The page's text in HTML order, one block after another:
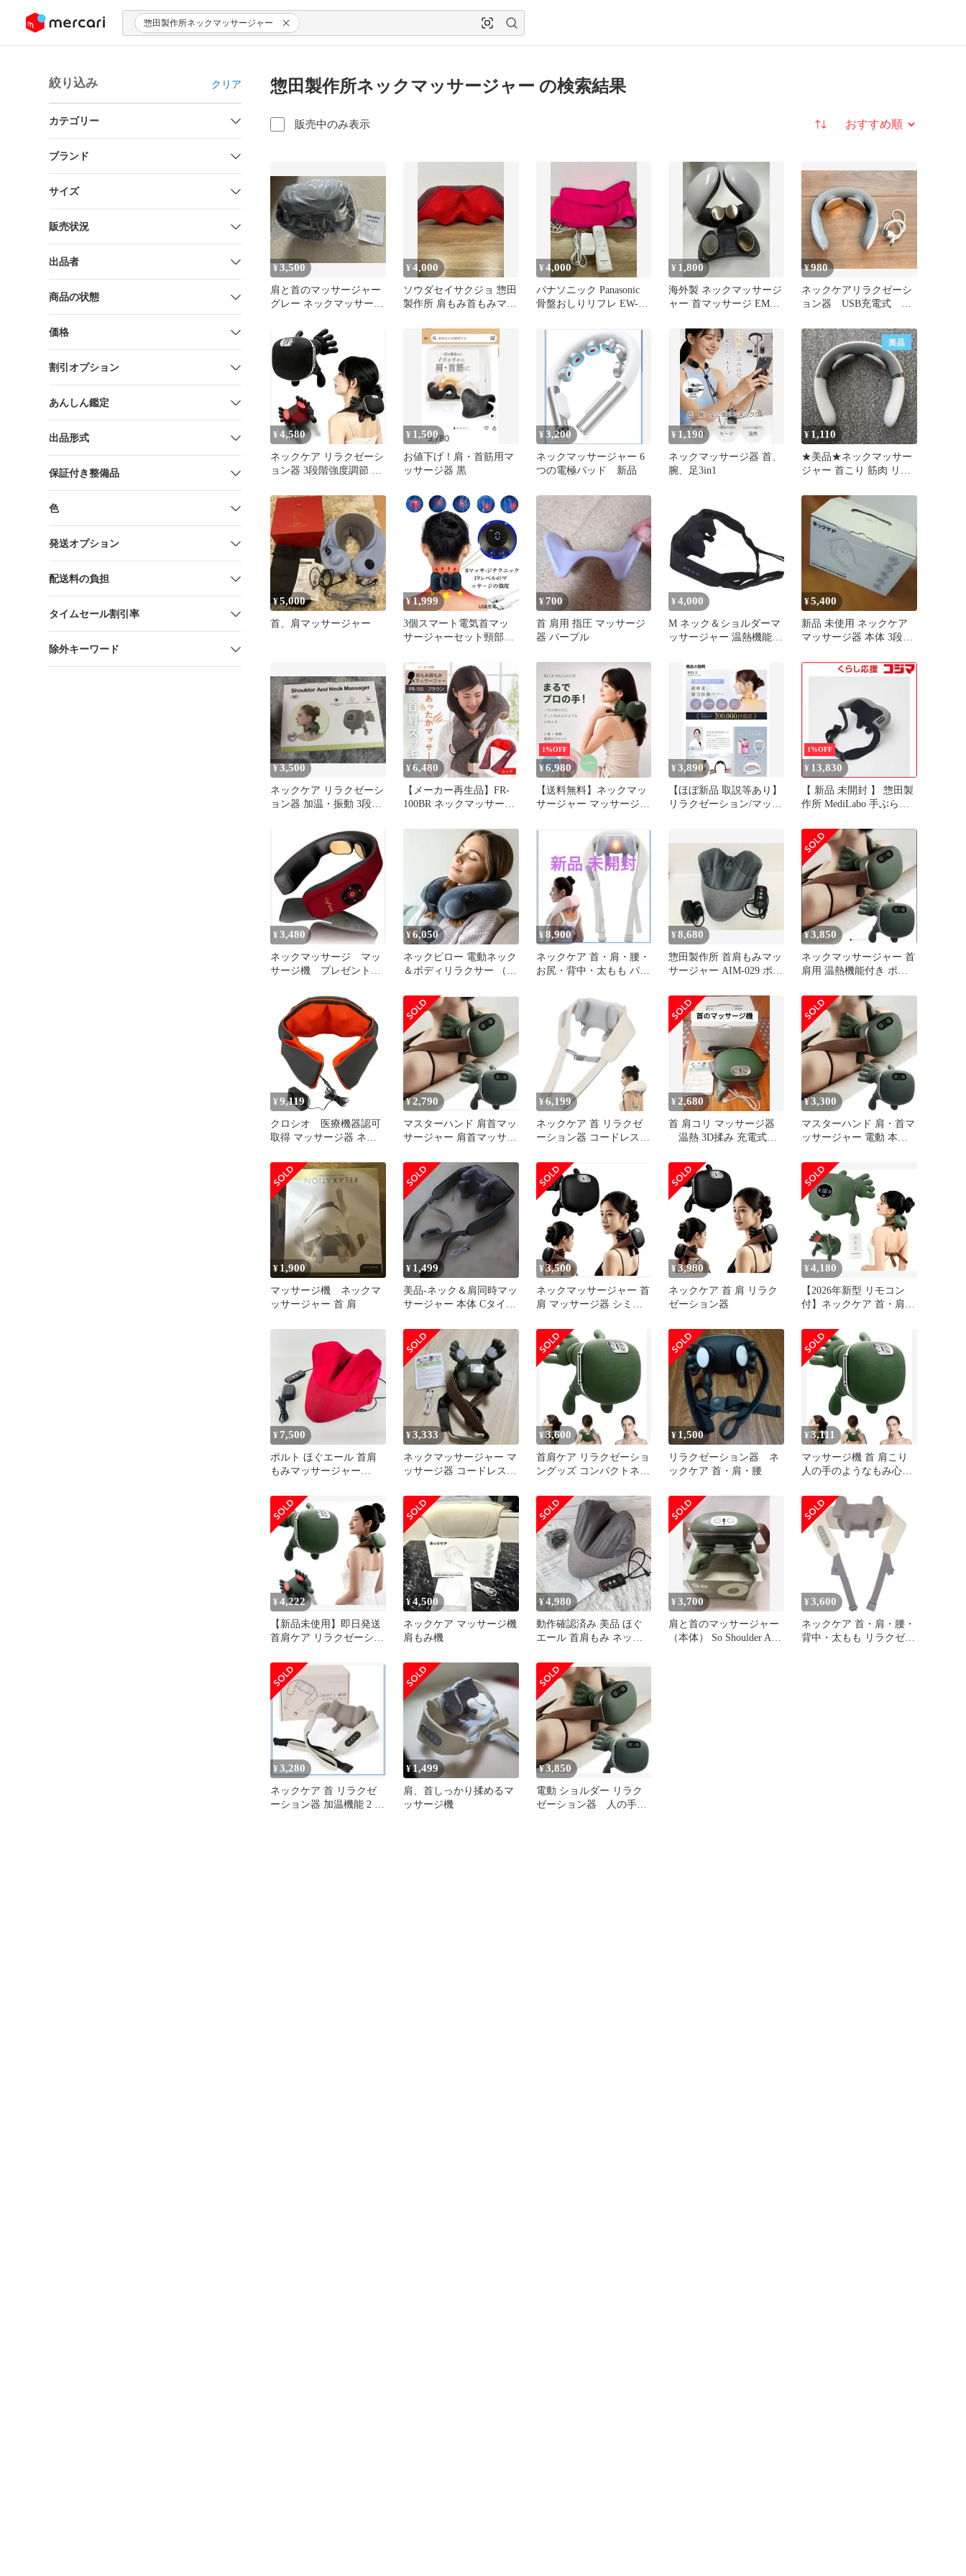
ツにスキップ 惣田製作所ネックマッサージャー
絞り込み クリア
カテゴリー
ブランド
サイズ
販売状況
出品者
商品の状態
価格
割引オプション
あんしん鑑定
出品形式
保証付き整備品
色
発送オプション
配送料の負担
タイムセール割引率
除外キーワード
惣田製作所ネックマッサージャー の検索結果
販売中のみ表示 並び替え
¥3,500
肩と首のマッサージャー
グレー ネックマッサージ
¥4,000
ソウダセイサクジョ 惣田
製作所 肩もみ首もみマッ
¥4,000
パナソニック Panasonic
骨盤おしりリフレ EW-
¥ 1,800
海外製 ネックマッサージ
ャー 首マッサージ EMS
¥980
ネックケアリラクゼーシ
ョン器 USB充電式 マ
凝り
¥ 4,580
ネックケア リラクゼーシ
ョン器 3段階強度調節 コ
ア
¥ 1,500
お値下げ！肩・首筋用マ
ッサージ器 黒
¥3,200
ネックマッサージャー 6
つの電極パッド 新品
¥ 1,190
ネックマッサージ器 首、
腕、足3in1
¥1,110
★美品★ネックマッサー
ジャー 首こり 筋肉 リラ
消
¥5,000
首、肩マッサージャー
¥1,999
3個スマート電気首マッ
サージャーセット頸部パ
庭用マッサージツール疲
労を和らげる
¥700
首 肩用 指圧 マッサージ
器 パープル
¥ 4,000
M ネック＆ショルダーマ
ッサージャー 温熱機能付
リー設計
¥5,400
新品 未使用 ネックケア
マッサージ器 本体 3段階
¥3,500
ネックケア リラクゼーシ
ョン器 加温・振動 3段液
¥6,480
【メーカー再生品】FR-
100BR ネックマッサージ
器 首マッサージ 肩こり
マッサージ器 首 肩 マッ
サージャー 肩凝り medi
labo ヒーター付き ネック
マッサージ【医療機器認
証番
号:230AABZX00011000】
1%OFF
¥6,980
【送料無料】ネックマッ
サージャー マッサージ器
肩 充電式 肩首カーブフ
ィット 多部位 多機能 人
手握り 父の日 母の日 プ
レゼント コード:38441
¥3,890
【ほぼ新品 取説等あり】
リラクゼーション/マッサ
1%OFF
¥ 13,830
【 新品 未開封 】 惣田製
作所 MediLabo 手ぶら首
使用 送料無料
¥ 3,480
ネックマッサージ マッ
サージ機 プレゼント
レス 軽量
¥6,050
ネックピロー 電動ネック
＆ボディリラクサー （
首 腕 腰 太もも ふくらは
ぎ 足裏 軽量 美容 健康
PSEマーク認証済 マッサ
ージャー マッサージ機
指圧 解消グッズ ほぐし
簡単操作 持ち運び コン
パクト ） )
¥8,900
ネックケア 首・肩・腰・
お尻・背中・太もも パワ
¥8,680
惣田製作所 首肩もみマッ
サージャー AIM-029 ポル
¥3,850
ネックマッサージャー 首
肩用 温熱機能付き ポー
¥ 9,119
クロシオ 医療機器認可
取得 マッサージ器 ネッ
肩・背中・腰 マッサージ
機 指圧風もみ玉マッサー
ジ 58356
¥2,790
マスターハンド 肩首マッ
サージャー 肩首マッサー
¥6,199
ネックケア 首 リラクゼ
ーション器 コードレス
もも/足 リラックス 強度
調整 USB充電式 静音 軽
量 長さ調節可能 簡単操
作 男女兼用 コンパクト
家庭用 職場用 誕生日プ
レゼント 家庭用 職場用
父の日 母の日 記念日 誕
生
¥ 2,680
首 肩コリ マッサージ器
温熱 3D揉み 充電式
動
¥3,300
マスターハンド 肩・首マ
ッサージャー 電動 本格
温熱機能付
¥ 1,900
マッサージ機 ネックマ
ッサージャー 首 肩
¥ 1,499
美品‐ネック＆肩同時マッ
サージャー 本体 Cタイプ
¥3,500
ネックマッサージャー 首
肩 マッサージ器 シミュ
¥3,980
ネックケア 首 肩 リラク
ゼーション器
¥ 4,180
【2026年新型 リモコン
付】ネックケア 首・肩・
ョン器
¥ 7,500
ポルト ほぐエール 首肩
もみマッサージャー
¥3,333
ネックマッサージャー マ
ッサージ器 コードレス
¥3,600
首肩ケア リラクゼーショ
ングッズ コンパクトネッ
¥ 1,500
リラクゼーション器 ネ
ックケア 首・肩・腰
¥3,111
マッサージ機 首 肩こり
人の手のようなもみ心地
熱
¥ 4,222
【新品未使用】即日発送
首肩ケア リラクゼーショ
ジャー
¥4,500
ネックケア マッサージ機
肩もみ機
¥4,980
動作確認済み 美品 ほぐ
エール 首肩もみ ネック
ージャー マッサージ器
AIM-029
¥3,700
肩と首のマッサージャー
（本体） So Shoulder And
¥ 3,600
ネックケア 首・肩・腰・
背中・太もも リラクゼー
¥ 3,280
ネックケア 首 リラクゼ
ーション器 加温機能 2 モ
¥1,499
肩、首しっかり揉めるマ
ッサージ機
¥3,850
電動 ショルダー リラク
ゼーション器 人の手の